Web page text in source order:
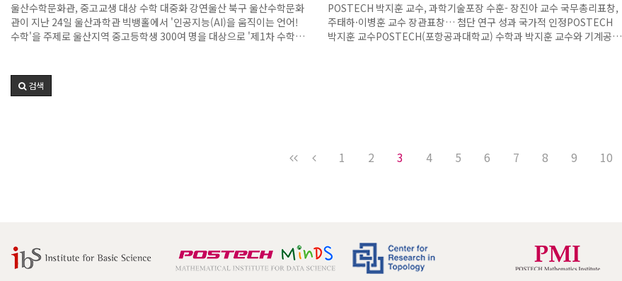
울산수학문화관, 중고교생 대상 수학 대중화 강연울산 북구 울산수학문화
관이 지난 24일 울산과학관 빅뱅홀에서 '인공지능(AI)을 움직이는 언어!
수학'을 주제로 울산지역 중고등학생 300여 명을 대상으로 '제1차 수학
학 대중화 강연'은 수학이 어렵고 딱딱한 학문이라는 인식을 넘어 일상생
활과 다양한 분야에서 수학이 어떻게 활용되는지 전문가를 초청해 쉽게 풀
다. 인공지능이 겉으로는 '말하고 생각하는' 것처럼 보이지만 실제로는 '수
idxno=551546
POSTECH 박지훈 교수, 과학기술포장 수훈- 장진아 교수 국무총리표창,
주태하·이병훈 교수 장관표창… 첨단 연구 성과 국가적 인정POSTECH
박지훈 교수POSTECH(포항공과대학교) 수학과 박지훈 교수와 기계공학
구개발 성과평가 유공’ 부문에서 3D 바이오프린팅 분야에서 혁신적인 연
이병훈 교수가 ‘과학기술진흥 유공’ 부문에서 과학기술정보통신부 장관표
창을 각각 받았다. 주 교수는 시간영역 분광학 기법을 개발하고 관련 이론
을 정립했으며, 이를 초고속 화학반응 연구에 적용해 복잡한 반응 메커니
검색
1 2 3 4 5 6 7 8 9 10